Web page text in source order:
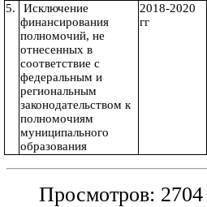
5.
Исключение
финансирования
полномочий, не
отнесенных в
соответствие с
федеральным и
региональным
законодательством к
полномочиям
муниципального
образования
2018-2020
гг
Просмотров: 2704